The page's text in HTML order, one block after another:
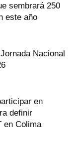
sembrará 250
este año
Nacional
en
definir
en Colima